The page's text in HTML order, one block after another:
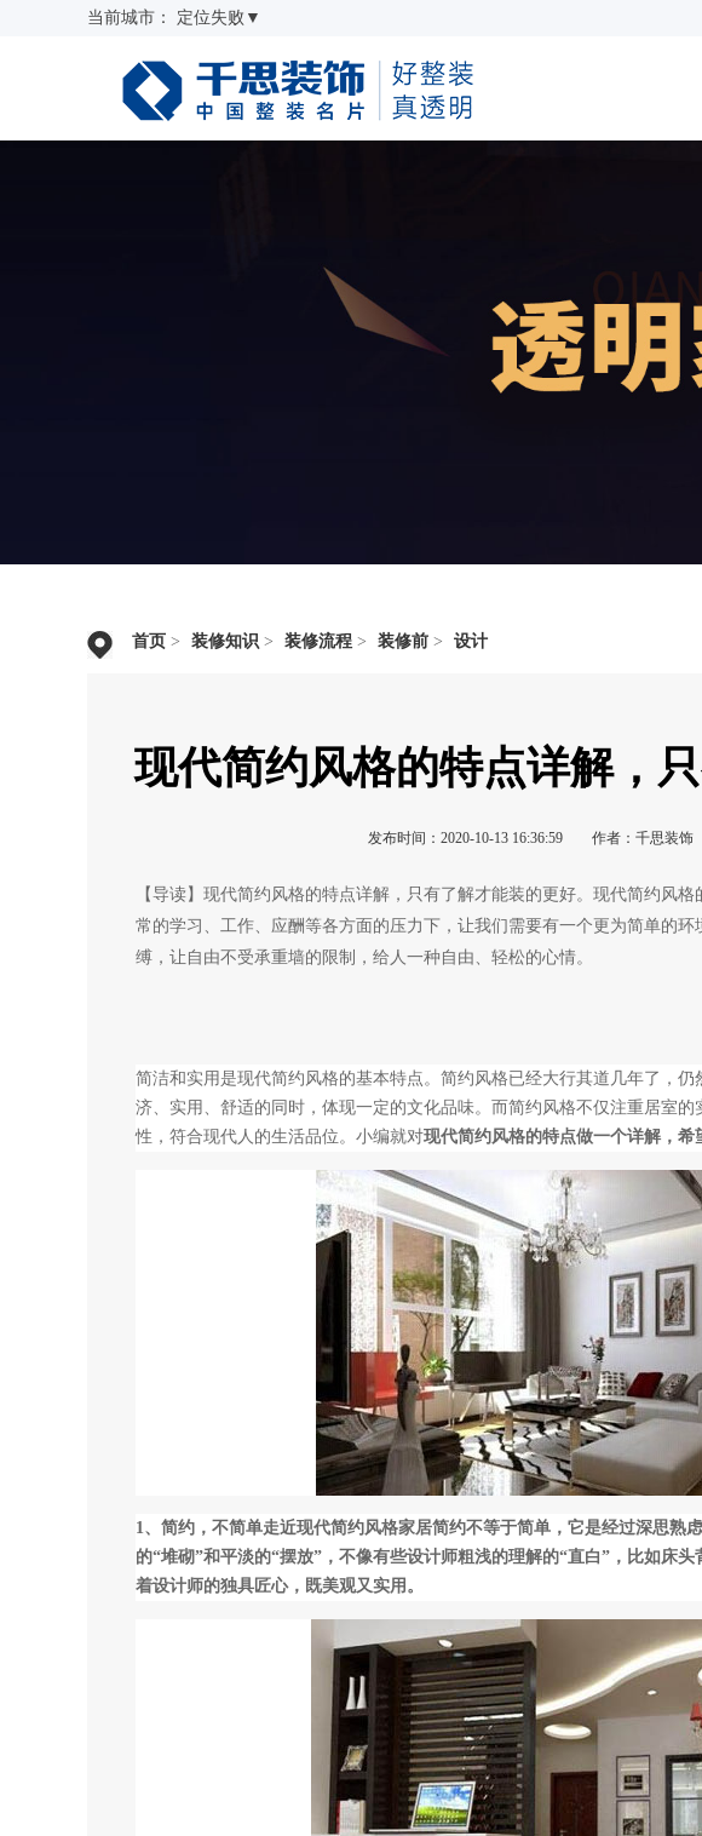
当前城市： 定位失败 ▼
首页 > 装修知识 > 装修流程 > 装修前 > 设计
现代简约风格的特点详解，
发布时间：2020-10-13 16:36:59 作者：千思装饰
【导读】现代简约风格的特点详解，只有了解才能装的更好。现代简约风
常的学习、工作、应酬等各方面的压力下，让我们需要有一个更为简单的
缚，让自由不受承重墙的限制，给人一种自由、轻松的心情。
简洁和实用是现代简约风格的基本特点。简约风格已经大行其道几年了，
济、实用、舒适的同时，体现一定的文化品味。而简约风格不仅注重居室
性，符合现代人的生活品位。小编就对现代简约风格的特点做一个详解，希
1、简约，不简单走近现代简约风格家居简约不等于简单，它是经过深思熟
的“堆砌”和平淡的“摆放”，不像有些设计师粗浅的理解的“直白”，比如床
着设计师的独具匠心，既美观又实用。